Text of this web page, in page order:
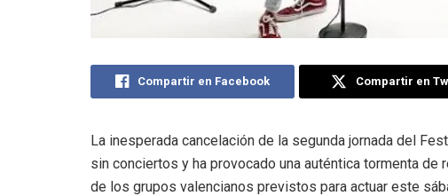
Compartir en Facebook Compartir en
La inesperada cancelación de la segunda jornada del
sin conciertos y ha provocado una auténtica tormenta
de los grupos valencianos previstos para actuar este